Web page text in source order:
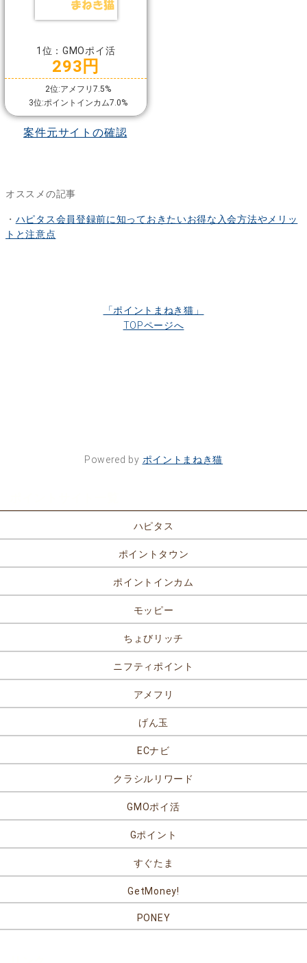
1位：GMOポイ活
293円
2位:アメフリ7.5%
3位:ポイントインカム7.0%
案件元サイトの確認
オススメの記事
・ ハピタス会員登録前に知っておきたいお得な入会方法やメリッ
トと注意点
「ポイントまねき猫」
TOPページへ
Powered by ポイントまねき猫
ハピタス
ポイントタウン
ポイントインカム
モッピー
ちょびリッチ
ニフティポイント
アメフリ
げん玉
ECナビ
クラシルリワード
GMOポイ活
Gポイント
すぐたま
GetMoney!
PONEY